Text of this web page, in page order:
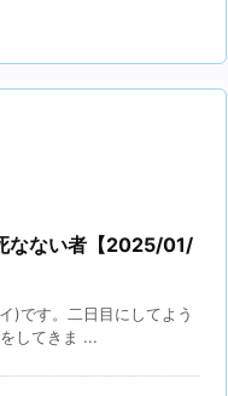
なない者【2025/01/
)です。二日目にしてよう
してきま ...